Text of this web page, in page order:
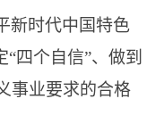
新时代中国特色
四个自信”、做到
事业要求的合格